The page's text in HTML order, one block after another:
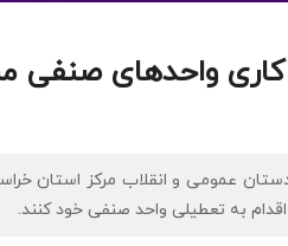
صنفی مشهد تا 20 روز